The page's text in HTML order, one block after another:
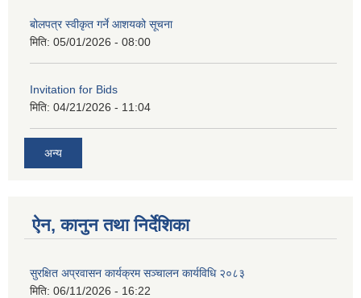
बोलपत्र स्वीकृत गर्ने आशयको सूचना
मिति: 05/01/2026 - 08:00
Invitation for Bids
मिति: 04/21/2026 - 11:04
अन्य
ऐन, कानुन तथा निर्देशिका
सुरक्षित अप्रवासन कार्यक्रम सञ्चालन कार्यविधि २०८३
मिति: 06/11/2026 - 16:22